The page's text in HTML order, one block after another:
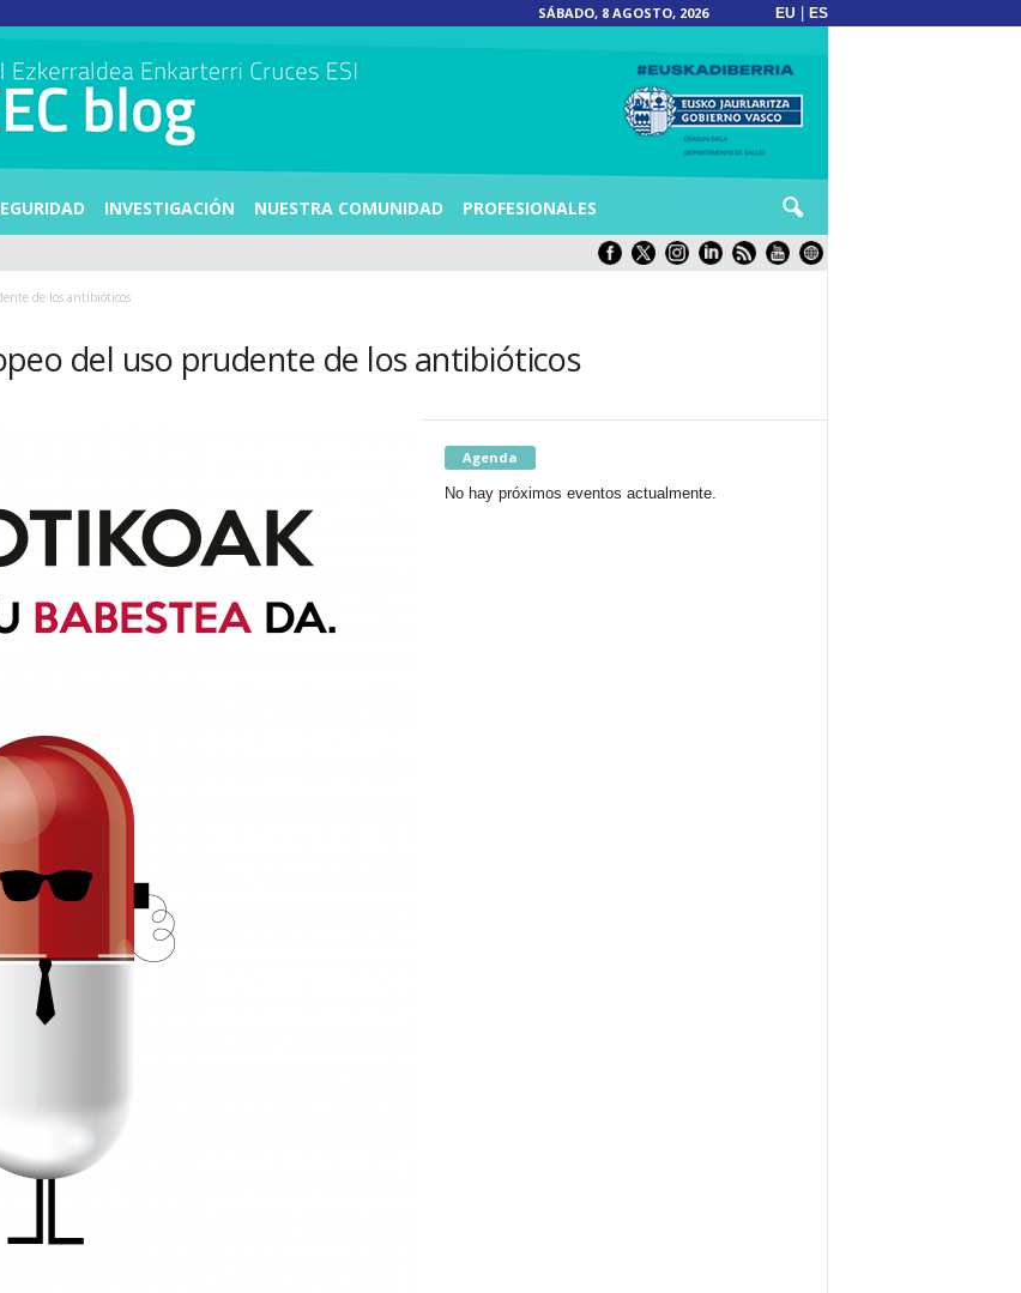
SÁBADO, 8 AGOSTO, 2026 EU ES
INVESTIGACIÓN NUESTRA COMUNIDAD PROFESIONALES
de los antibióticos
del uso prudente de los antibióticos
Agenda
No hay próximos eventos actualmente.